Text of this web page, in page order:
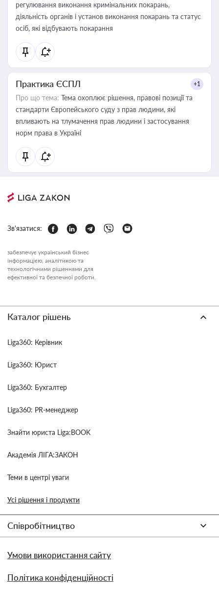
регулювання виконання кримінальних покарань,
діяльність органів і установ виконання покарань та статус
осіб, які відбувають покарання
Практика ЄСПЛ +1
Про що тема: Тема охоплює рішення, правові позиції та
стандарти Європейського суду з прав людини, які
впливають на тлумачення прав людини і застосування
норм права в Україні
Зв'язатися:
забезпечує український бізнес
інформацією, аналітикою та
технологічними рішеннями для
ефективної та безпечної роботи.
Каталог рішень
Liga360: Керівник
Liga360: Юрист
Liga360: Бухгалтер
Liga360: PR-менеджер
Знайти юриста Liga:BOOK
Академія ЛІГА:ЗАКОН
Теми в центрі уваги
Усі рішення і продукти
Співробітництво
Умови використання сайту
Політика конфіденційності